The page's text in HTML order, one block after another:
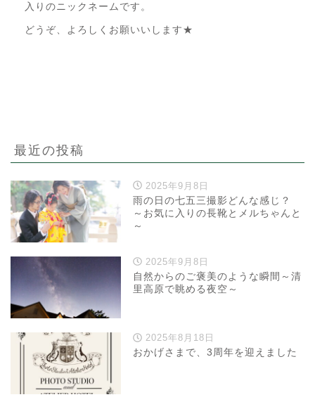
入りのニックネームです。
どうぞ、よろしくお願いいします★
最近の投稿
2025年9月8日
雨の日の七五三撮影どんな感じ？
～お気に入りの長靴とメルちゃんと
～
2025年9月8日
自然からのご褒美のような瞬間～清
里高原で眺める夜空～
2025年8月18日
おかげさまで、3周年を迎えました